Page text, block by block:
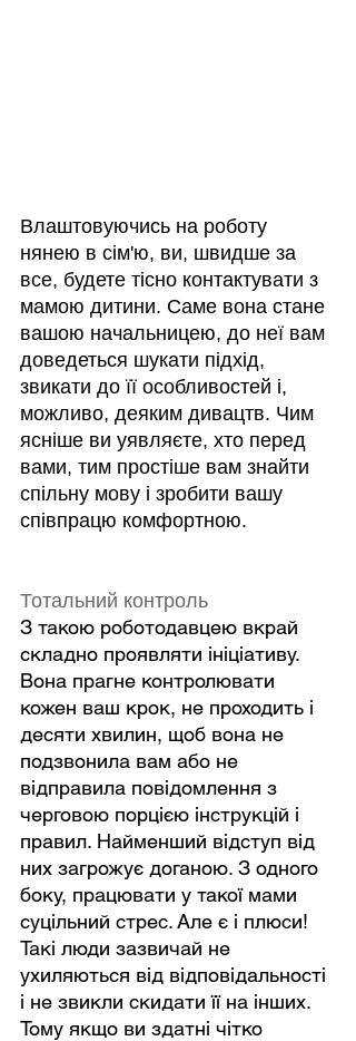
Влаштовуючись на роботу
нянею в сім'ю, ви, швидше за
все, будете тісно контактувати з
мамою дитини. Саме вона стане
вашою начальницею, до неї вам
доведеться шукати підхід,
звикати до її особливостей і,
можливо, деяким дивацтв. Чим
ясніше ви уявляєте, хто перед
вами, тим простіше вам знайти
спільну мову і зробити вашу
співпрацю комфортною.
Тотальний контроль
З такою роботодавцею вкрай
складно проявляти ініціативу.
Вона прагне контролювати
кожен ваш крок, не проходить і
десяти хвилин, щоб вона не
подзвонила вам або не
відправила повідомлення з
черговою порцією інструкцій і
правил. Найменший відступ від
них загрожує доганою. З одного
боку, працювати у такої мами
суцільний стрес. Але є і плюси!
Такі люди зазвичай не
ухиляються від відповідальності
і не звикли скидати її на інших.
Тому якщо ви здатні чітко